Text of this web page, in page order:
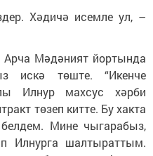
Хәдичә исемле ул, –
Мәдәният йортында
искә төште. “Икенче
Илнур махсус хәрби
төзеп китте. Бу хакта
Мине чыгарабыз,
Илнурга шалтыраттым.